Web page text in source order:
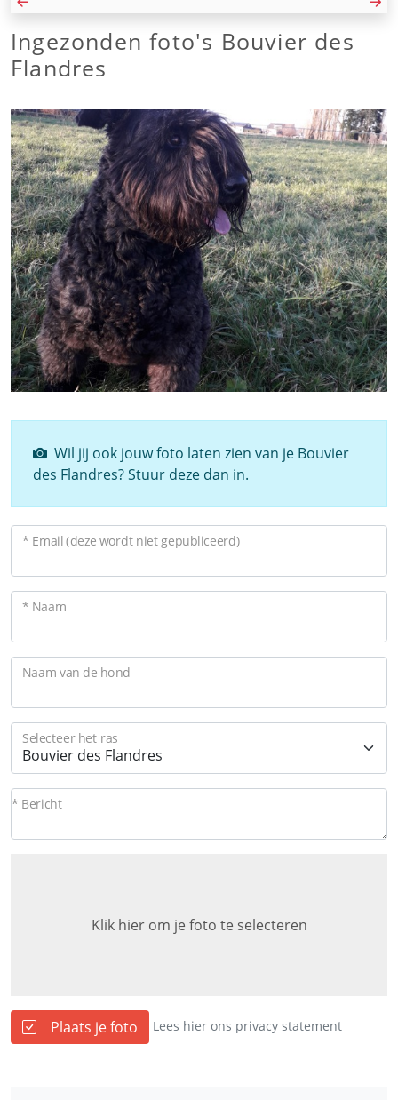
Ingezonden foto's Bouvier des
Flandres
Wil jij ook jouw foto laten zien van je Bouvier
des Flandres? Stuur deze dan in.
* Email (deze wordt niet gepubliceerd)
* Naam
Naam van de hond
Selecteer het ras
* Bericht
Klik hier om je foto te selecteren
Plaats je foto Lees hier ons privacy statement